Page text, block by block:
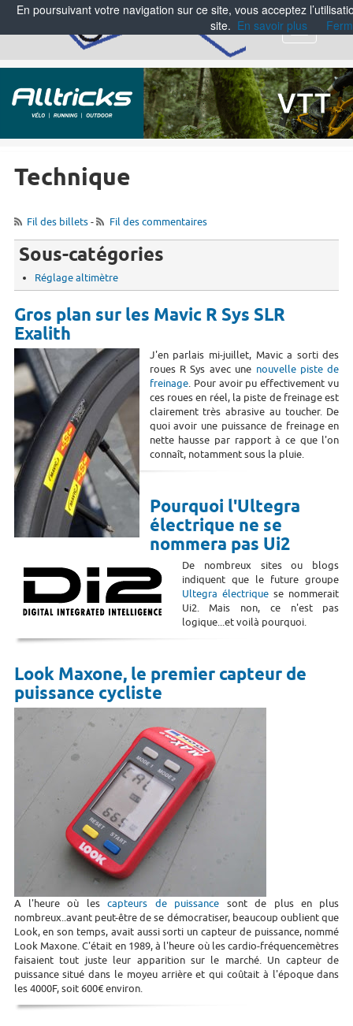
Menu
Technique
Fil des billets- Fil des commentaires
Sous-catégories
Réglage altimètre
Gros plan sur les Mavic R Sys SLR
Exalith
J'en parlais mi-juillet, Mavic a sorti des
roues R Sys avec une nouvelle piste de
freinage. Pour avoir pu effectivement vu
ces roues en réel, la piste de freinage est
clairement très abrasive au toucher. De
quoi avoir une puissance de freinage en
nette hausse par rapport à ce que l'on
connaît, notamment sous la pluie.
Pourquoi l'Ultegra
électrique ne se
nommera pas Ui2
De nombreux sites ou blogs
indiquent que le future groupe
Ultegra électriquese nommerait
Ui2. Mais non, ce n'est pas
logique...et voilà pourquoi.
Look Maxone, le premier capteur de
puissance cycliste
A l'heure où lescapteurs de puissance sont de plus en plus
nombreux..avant peut-être de se démocratiser, beaucoup oublient que
Look, en son temps, avait aussi sorti un capteur de puissance, nommé
Look Maxone. C'était en 1989, à l'heure où les cardio-fréquencemètres
faisaient tout juste leur apparition sur le marché. Un capteur de
puissance situé dans le moyeu arrière et qui coûtait à l'époque dans
les 4000F, soit 600€ environ.
En poursuivant votre navigation sur ce site, vous acceptez
site. En savoir plus